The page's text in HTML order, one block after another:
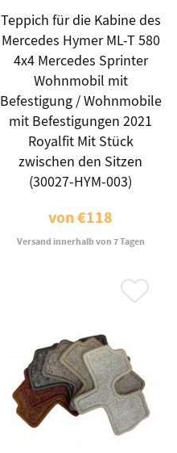
Teppich für die Kabine des
Mercedes Hymer ML-T 580
4x4 Mercedes Sprinter
Wohnmobil mit
Befestigung / Wohnmobile
mit Befestigungen 2021
Royalfit Mit Stück
zwischen den Sitzen
(30027-HYM-003)
von€118
Versand innerhalb von 7 Tagen